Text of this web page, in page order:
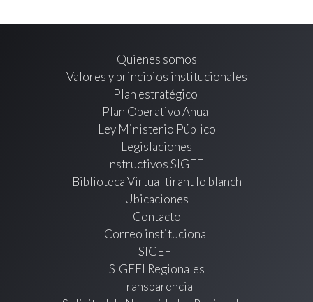
Quienes somos
Valores y principios institucionales
Plan estratégico
Plan Operativo Anual
Ley Ministerio Público
Legislaciones
Instructivos SIGEFI
Biblioteca Virtual tirant lo blanch
Ubicaciones
Contacto
Correo institucional
SIGEFI
SIGEFI Regionales
Transparencia